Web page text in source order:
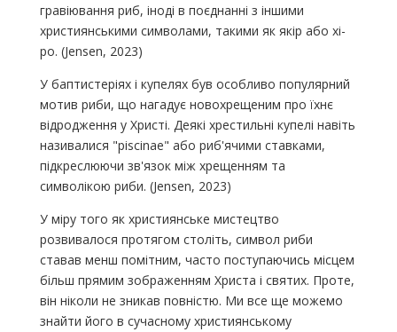
гравіювання риб, іноді в поєднанні з іншими
християнськими символами, такими як якір або хі-
ро. (Jensen, 2023)
У баптистеріях і купелях був особливо популярний
мотив риби, що нагадує новохрещеним про їхнє
відродження у Христі. Деякі хрестильні купелі навіть
називалися "piscinae" або риб'ячими ставками,
підкреслюючи зв'язок між хрещенням та
символікою риби. (Jensen, 2023)
У міру того як християнське мистецтво
розвивалося протягом століть, символ риби
ставав менш помітним, часто поступаючись місцем
більш прямим зображенням Христа і святих. Проте,
він ніколи не зникав повністю. Ми все ще можемо
знайти його в сучасному християнському